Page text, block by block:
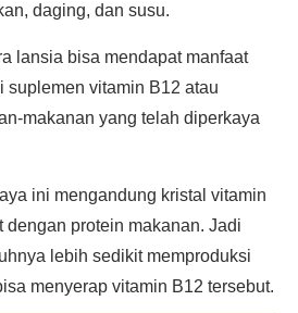
daging, dan susu.
lansia bisa mendapat manfaat
suplemen vitamin B12 atau
makanan yang telah diperkaya
ini mengandung kristal vitamin
dengan protein makanan. Jadi
lebih sedikit memproduksi
menyerap vitamin B12 tersebut.